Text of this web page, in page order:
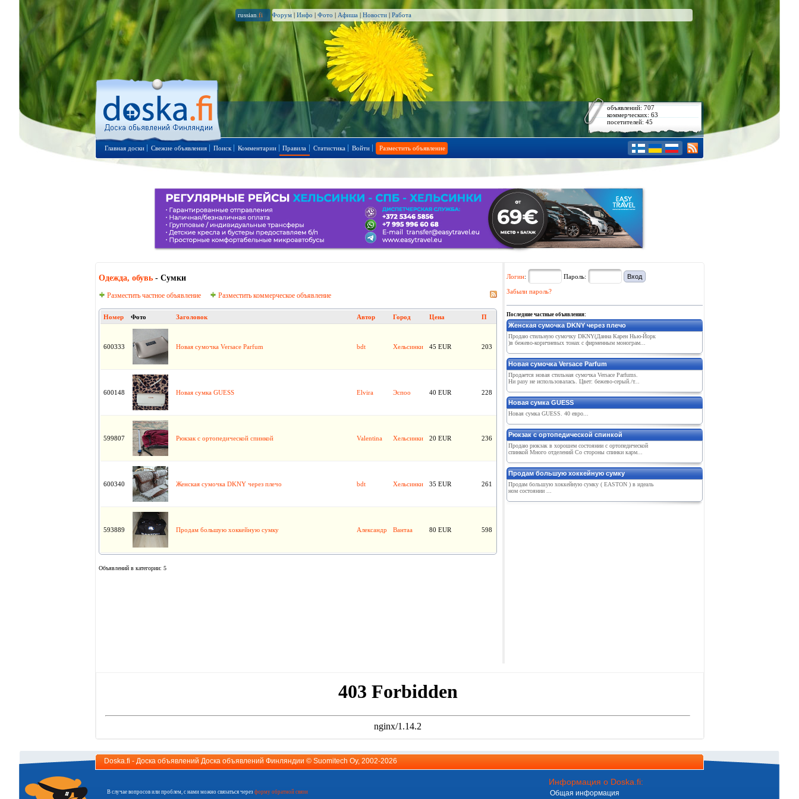
russian .fi Форум | Инфо | Фото | Афиша | Новости | Работа
объявлений: 707
коммерческих: 63
посетителей: 45
Главная доски Свежие объявления Поиск Комментарии Правила Статистика Войти Разместить объявление
Одежда, oбувь- Сумки
Разместить частное объявление Разместить коммерческое объявление
Номер Фото Заголовок Автор Город Цена П
600333 Новая сумочка Versace Parfum bdt Хельсинки 45 EUR 203
600148 Новая сумка GUESS Elvira Эспоо 40 EUR 228
599807 Рюкзак с ортопедической спинкой Valentina Хельсинки 20 EUR 236
600340 Женская сумочка DKNY через плечо bdt Хельсинки 35 EUR 261
593889 Продам большую хоккейную сумку Александр Вантаа 80 EUR 598
Объявлений в категории: 5
Логин: Пароль:
Забыли пароль?
Последние частные объявления:
Женская сумочка DKNY через плечо
Продаю стильную сумочку DKNY(Данна Карен Нью-Йорк
)в бежево-коричневых тонах с фирменным монограм...
Новая сумочка Versace Parfum
Продается новая стильная сумочка Versace Parfums.
Ни разу не использовалась. Цвет: бежево-серый./т...
Новая сумка GUESS
Новая сумка GUESS. 40 евро...
Рюкзак с ортопедической спинкой
Продаю рюкзак в хорошем состоянии с ортопедической
спинкой Много отделений Со стороны спинки карм...
Продам большую хоккейную сумку
Продам большую хоккейную сумку ( EASTON ) в идеаль
ном состоянии ...
Doska.fi - Доска объявлений Доска объявлений Финляндии © Suomitech Oy, 2002-2026
В случае вопросов или проблем, с нами можно связаться через форму обратной связи
Информация о Doska.fi:
Общая информация